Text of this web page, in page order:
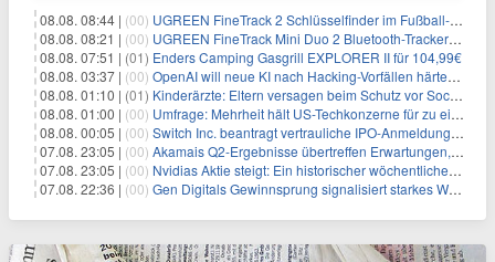
08.08. 08:44 | (00) UGREEN FineTrack 2 Schlüsselfinder im Fußball-Design für 10,98€
08.08. 08:21 | (00) UGREEN FineTrack Mini Duo 2 Bluetooth-Tracker 4er-Pack für 28,99€
08.08. 07:51 | (01) Enders Camping Gasgrill EXPLORER II für 104,99€
08.08. 03:37 | (00) OpenAI will neue KI nach Hacking-Vorfällen härter überwachen
08.08. 01:10 | (01) Kinderärzte: Eltern versagen beim Schutz vor Social Media
08.08. 01:00 | (00) Umfrage: Mehrheit hält US-Techkonzerne für zu einflussreich
08.08. 00:05 | (00) Switch Inc. beantragt vertrauliche IPO-Anmeldung im Zuge des AI-Booms
07.08. 23:05 | (00) Akamais Q2-Ergebnisse übertreffen Erwartungen, doch Aktien fallen: Ein tieferer Blick
07.08. 23:05 | (00) Nvidias Aktie steigt: Ein historischer wöchentlicher Anstieg, getrieben von Innovation und Marktnachfrage
07.08. 22:36 | (00) Gen Digitals Gewinnsprung signalisiert starkes Wachstum im Cybersecurity-Sektor